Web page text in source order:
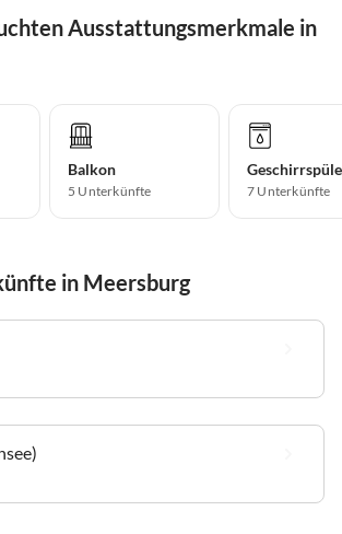
Ausstattungsmerkmale in
Balkon
5 Unterkünfte 7 Unterkünfte
in Meersburg